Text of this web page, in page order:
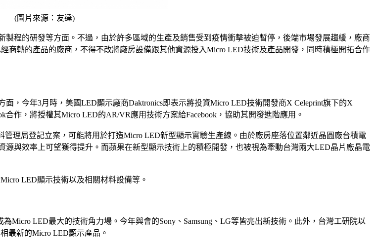
(圖片來源：友達)
程的研發等方面。不過，由於許多區域的生產及銷售受到疫情衝擊被迫暫停，後端市場發展趨緩，廠商
商轉的產品的廠商，不得不改將廠房設備跟其他資源投入Micro LED技術及產品開發，同時積極開拓合作
，今年3月時，美國LED顯示廠商Daktronics即表示將投資Micro LED技術開發商X Celeprint旗下的X
合作，將授權其Micro LED的AR/VR應用技術方案給Facebook，協助其開發進階應用。
理局登記立案，可能將用於打造Micro LED新型顯示實驗生產線。由於廠房座落位置鄰近晶圓廠台積電
與效率上可望獲得提升。而蘋果在新型顯示技術上的積極開發，也被視為牽動台灣兩大LED晶片廠晶電
LED顯示技術以及相關材料設備等。
Micro LED最大的技術角力場。今年與會的Sony、Samsung、LG等皆亮出新技術。此外，台灣工研院以
最新的Micro LED顯示產品。